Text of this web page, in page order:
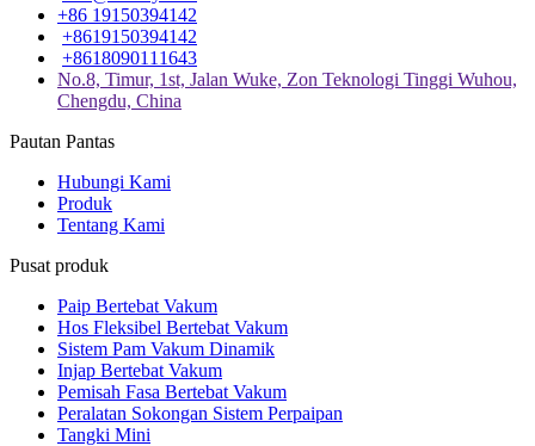
+86 19150394142
+8619150394142
+8618090111643
No.8, Timur, 1st, Jalan Wuke, Zon Teknologi Tinggi Wuhou,
Chengdu, China
Pautan Pantas
Hubungi Kami
Produk
Tentang Kami
Pusat produk
Paip Bertebat Vakum
Hos Fleksibel Bertebat Vakum
Sistem Pam Vakum Dinamik
Injap Bertebat Vakum
Pemisah Fasa Bertebat Vakum
Peralatan Sokongan Sistem Perpaipan
Tangki Mini